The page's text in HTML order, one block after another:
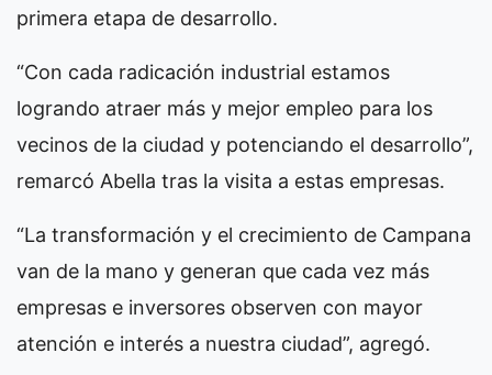
primera etapa de desarrollo.
“Con cada radicación industrial estamos
logrando atraer más y mejor empleo para los
vecinos de la ciudad y potenciando el desarrollo”,
remarcó Abella tras la visita a estas empresas.
“La transformación y el crecimiento de Campana
van de la mano y generan que cada vez más
empresas e inversores observen con mayor
atención e interés a nuestra ciudad”, agregó.